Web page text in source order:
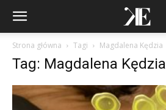
Strona główna Tagi Magdalena Kędzia
Tag: Magdalena Kędzia